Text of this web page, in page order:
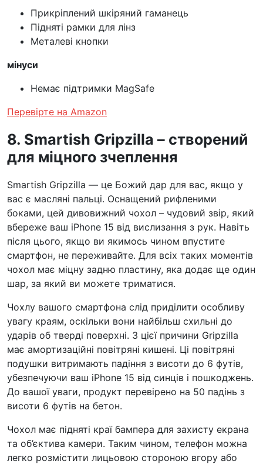
Прикріплений шкіряний гаманець
Підняті рамки для лінз
Металеві кнопки
мінуси
Немає підтримки MagSafe
Перевірте на Amazon
8. Smartish Gripzilla – створений
для міцного зчеплення
Smartish Gripzilla — це Божий дар для вас, якщо у
вас є масляні пальці. Оснащений рифленими
боками, цей дивовижний чохол – чудовий звір, який
вбереже ваш iPhone 15 від вислизання з рук. Навіть
після цього, якщо ви якимось чином впустите
смартфон, не переживайте. Для всіх таких моментів
чохол має міцну задню пластину, яка додає ще один
шар, за який ви можете триматися.
Чохлу вашого смартфона слід приділити особливу
увагу краям, оскільки вони найбільш схильні до
ударів об тверді поверхні. З цієї причини Gripzilla
має амортизаційні повітряні кишені. Ці повітряні
подушки витримають падіння з висоти до 6 футів,
убезпечуючи ваш iPhone 15 від синців і пошкоджень.
До вашої уваги, продукт перевірено на 50 падінь з
висоти 6 футів на бетон.
Чохол має підняті краї бампера для захисту екрана
та об’єктива камери. Таким чином, телефон можна
легко розмістити лицьовою стороною вгору або